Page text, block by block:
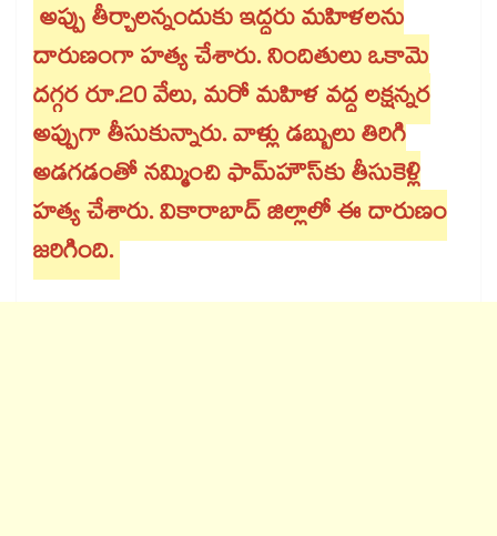
అప్పు తీర్చాలన్నందుకు ఇద్దరు మహిళలను
దారుణంగా హత్య చేశారు. నిందితులు ఒకామె
దగ్గర రూ.20 వేలు, మరో మహిళ వద్ద లక్షన్నర
అప్పుగా తీసుకున్నారు. వాళ్లు డబ్బులు తిరిగి
అడగడంతో నమ్మించి ఫామ్​హౌస్​కు తీసుకెళ్లి
హత్య చేశారు. వికారాబాద్​ జిల్లాలో ఈ దారుణం
జరిగింది.